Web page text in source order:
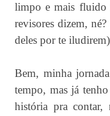
limpo e mais fluido
revisores dizem,
deles por te
Bem, minha
tempo, mas já
história pra contar,